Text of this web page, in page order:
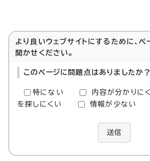
より良いウェブサイトにするために、
聞かせください。
このページに問題点はありましたか？
特にない 内容が分かりに
を探しにくい
情報が少ない
送信